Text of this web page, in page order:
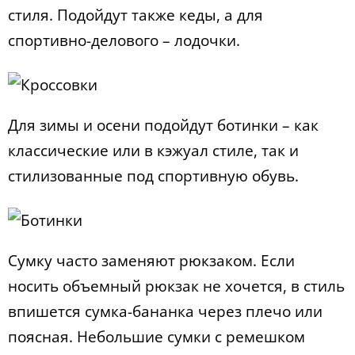
стиля. Подойдут также кеды, а для
спортивно-делового – лодочки.
Для зимы и осени подойдут ботинки – как
классические или в кэжуал стиле, так и
стилизованные под спортивную обувь.
Сумку часто заменяют рюкзаком. Если
носить объемный рюкзак не хочется, в стиль
впишется сумка-бананка через плечо или
поясная. Небольшие сумки с ремешком